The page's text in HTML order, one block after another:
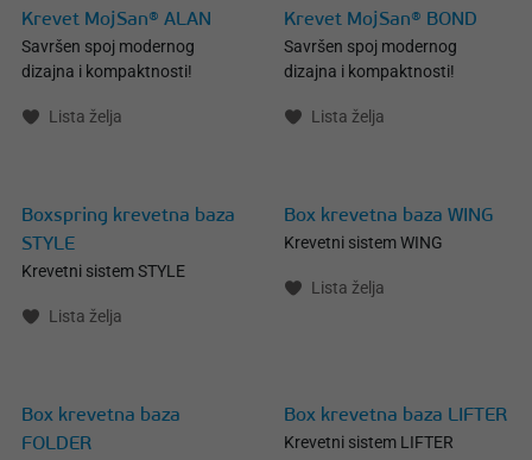
Krevet MojSan® ALAN
Savršen spoj modernog
dizajna i kompaktnosti!
Lista želja
Krevet MojSan® BOND
Savršen spoj modernog
dizajna i kompaktnosti!
Lista želja
Boxspring krevetna baza
STYLE
Krevetni sistem STYLE
Lista želja
Box krevetna baza WING
Krevetni sistem WING
Lista želja
Box krevetna baza
FOLDER
Box krevetna baza LIFTER
Krevetni sistem LIFTER